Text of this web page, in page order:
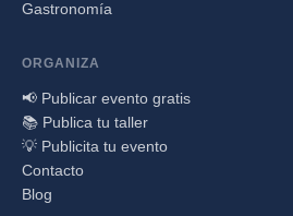
Gastronomía
ORGANIZA
📢 Publicar evento gratis
📚 Publica tu taller
💡 Publicita tu evento
Contacto
Blog